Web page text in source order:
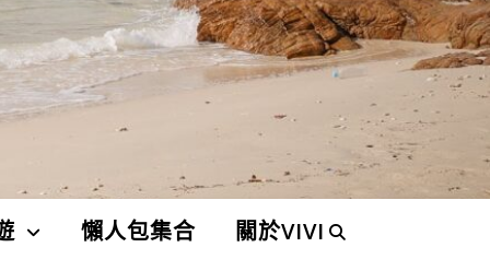
懶人包集合 關於VIVI